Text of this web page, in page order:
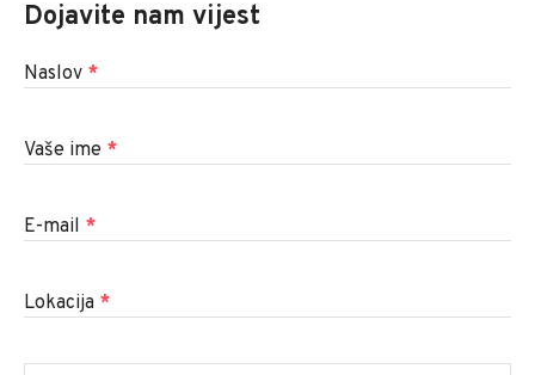
Dojavite nam vijest
Naslov *
Vaše ime *
E-mail *
Lokacija *